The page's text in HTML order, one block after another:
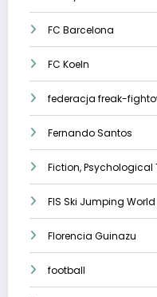
FC Barcelona
FC Koeln
federacja freak-
Fernando Santos
Fiction, Psychological
FIS Ski Jumping
Florencia Guinazu
football